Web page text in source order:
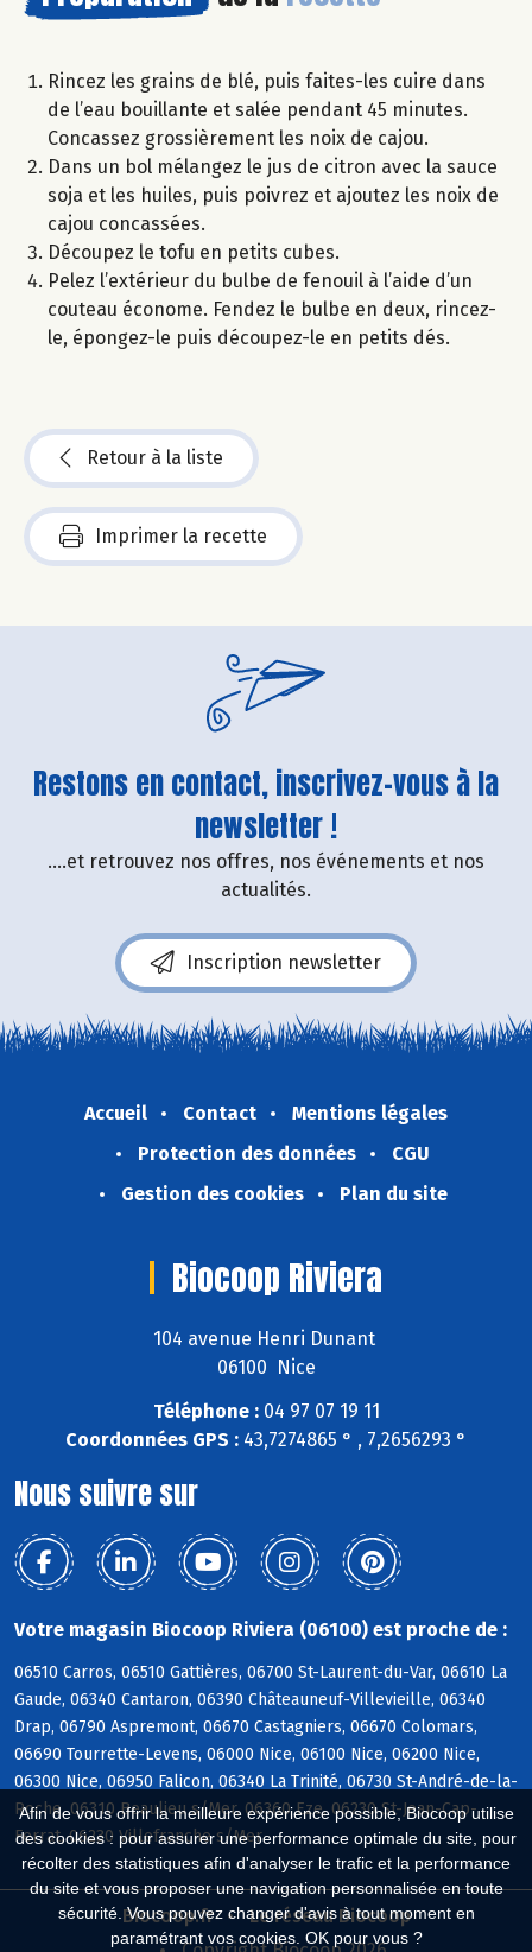
Afin de vous offrir la meilleure expérience possible, Biocoop utilise
des cookies : pour assurer une performance optimale du site, pour
récolter des statistiques afin d'analyser le trafic et la performance
du site et vous proposer une navigation personnalisée en toute
sécurité. Vous pouvez changer d'avis à tout moment en
paramétrant vos cookies. OK pour vous ?
Rincez les grains de blé, puis faites-les cuire dans
de l’eau bouillante et salée pendant 45 minutes.
Concassez grossièrement les noix de cajou.
Dans un bol mélangez le jus de citron avec la sauce
soja et les huiles, puis poivrez et ajoutez les noix de
cajou concassées.
Découpez le tofu en petits cubes.
Pelez l’extérieur du bulbe de fenouil à l’aide d’un
couteau économe. Fendez le bulbe en deux, rincez-
le, épongez-le puis découpez-le en petits dés.
Retour à la liste
Imprimer la recette
Restons en contact, inscrivez-vous à la
newsletter !
....et retrouvez nos offres, nos événements et nos
actualités.
Inscription newsletter
Accueil Contact
Mentions légales
Protection des données
CGU
Gestion des cookies
Plan du site
Biocoop Riviera
104 avenue Henri Dunant
06100 Nice
Téléphone :04 97 07 19 11
Coordonnées GPS : 43,7274865 ° , 7,2656293 °
Nous suivre sur
Votre magasin Biocoop Riviera (06100) est proche de :
06510 Carros, 06510 Gattières, 06700 St-Laurent-du-Var, 06610 La
Gaude, 06340 Cantaron, 06390 Châteauneuf-Villevieille, 06340
Drap, 06790 Aspremont, 06670 Castagniers, 06670 Colomars,
06690 Tourrette-Levens, 06000 Nice, 06100 Nice, 06200 Nice,
06300 Nice, 06950 Falicon, 06340 La Trinité, 06730 St-André-de-la-
Roche, 06310 Beaulieu s/Mer, 06360 Eze, 06230 St-Jean-Cap-
Ferrat, 06230 Villefranche s/Mer
Biocoop.fr
Le réseau Biocoop